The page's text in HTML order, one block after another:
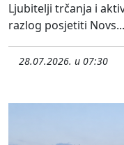
Ljubitelji trčanja i
razlog posjetiti Novs...
28.07.2026. u 07:30